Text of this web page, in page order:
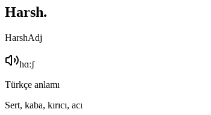
Harsh.
HarshAdj
hɑːʃ
Türkçe anlamı
Sert, kaba, kırıcı, acı